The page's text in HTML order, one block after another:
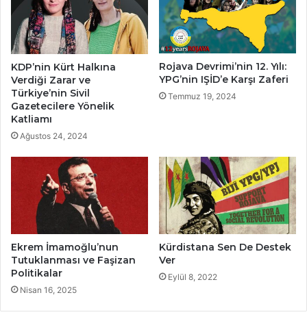
KDP’nin Kürt Halkına
Verdiği Zarar ve
Türkiye’nin Sivil
Gazetecilere Yönelik
Katliamı
Ağustos 24, 2024
Rojava Devrimi’nin 12. Yılı:
YPG’nin IŞİD’e Karşı Zaferi
Temmuz 19, 2024
Ekrem İmamoğlu’nun
Tutuklanması ve Faşizan
Politikalar
Nisan 16, 2025
Kürdistana Sen De Destek
Ver
Eylül 8, 2022